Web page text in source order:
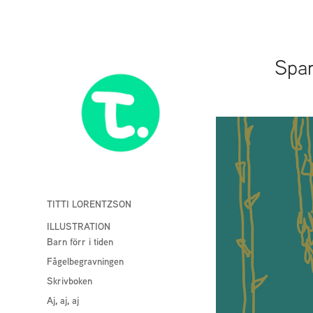
TITTI LORENTZSON
ILLUSTRATION
Barn förr i tiden
Fågelbegravningen
Skrivboken
Aj, aj, aj